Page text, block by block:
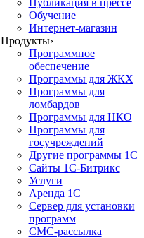
Обучение
Интернет-магазин
Продукты›
Программное
обеспечение
Программы для ЖКХ
Программы для
ломбардов
Программы для НКО
Программы для
госучреждений
Другие программы 1С
Сайты 1С-Битрикс
Услуги
Аренда 1С
Сервер для установки
программ
СМС-рассылка